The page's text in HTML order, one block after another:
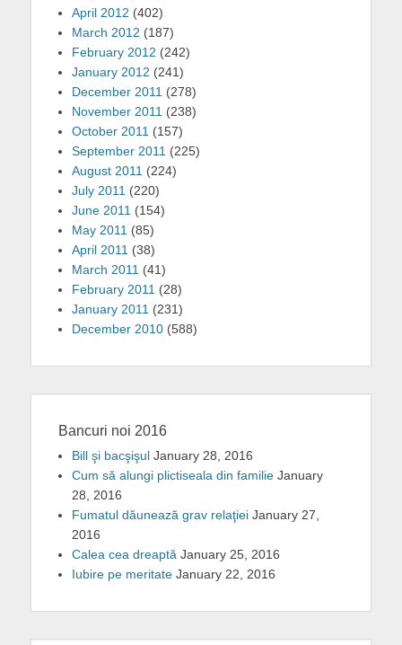
April 2012 (402)
March 2012 (187)
February 2012 (242)
January 2012 (241)
December 2011 (278)
November 2011 (238)
October 2011 (157)
September 2011 (225)
August 2011 (224)
July 2011 (220)
June 2011 (154)
May 2011 (85)
April 2011 (38)
March 2011 (41)
February 2011 (28)
January 2011 (231)
December 2010 (588)
Bancuri noi 2016
Bill şi bacşişul January 28, 2016
Cum să alungi plictiseala din familie January
28, 2016
Fumatul dăunează grav relaţiei January 27,
2016
Calea cea dreaptă January 25, 2016
Iubire pe meritate January 22, 2016